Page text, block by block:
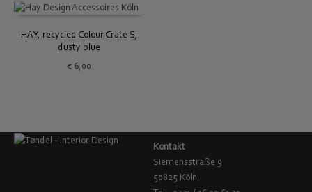
HAY, recycled Colour Crate S,
dusty blue
€ 6,00
Kontakt
Siemensstraße 9
50825 Köln